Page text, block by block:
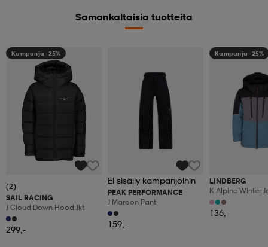
Samankaltaisia tuotteita
Kampanja -25%
(2)
SAIL RACING
J Cloud Down Hood Jkt
299,-
Ei sisälly kampanjoihin
PEAK PERFORMANCE
J Maroon Pant
159,-
Kampanja -25%
LINDBERG
K Alpine Winter
136,-